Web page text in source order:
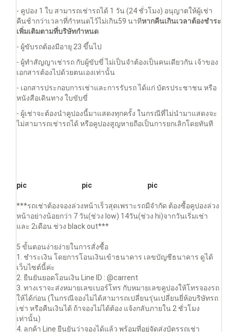
- คูปอง 1 ใบ สามารถเช่ารถได้ 1 วัน (24 ชั่วโมง) อนุญาตให้ผู้เช่า
คืนช้ากว่าเวลาที่กำหนดไว้ไม่เกิน59 นาทีหากคืนเกินเวลาต้องชำระ
เพิ่มเติมตามที่บริษัทกำหนด
- ผู้ขับรถต้องมีอายุ 23 ขึ้นไป
- ผู้ทำสัญญาเช่ารถ กับผู้ขับขี่ ไม่เป็นจำต้องเป็นคนเดียวกัน เจ้าของ
เอกสารต้องไปด้วยตนเองเท่านั้น
- เอกสารประกอบการเช่าและการรับรถ ได้แก่ บัตรประชาชน หรือ
หนังสือเดินทาง ใบขับขี่
- ผู้เช่าจะต้องนำคูปองนี้มาแสดงทุกครั้ง ในกรณีที่ไม่นำมาแสดงจะ
ไม่สามารถเช่ารถได้ หรือคูปองสูญหายถือเป็นการยกเลิกโดยทันที
pic pic pic
***รถเช่าต้องจองล่วงหน้าเร็วสุดเพราะรถมีจำกัด ต้องซื้อคูปองล่วง
หน้าอย่างน้อยกว่า 7 วัน(ช่วง low) 14วัน(ช่วง hi)จากวันเริ่มเช่า
และ 2เดือน ช่วง black out***
5 ขั้นตอนง่ายง่ายในการสั่งซื้อ
1. ชำระเงิน โดยการโอนเงินเข้าธนาคาร เลขบัญชีธนาคาร ดูได้
เว็บไซต์นี้ค่ะ
2. ยืนยันยอดโอนเงิน Line ID : @carrent
3. ทางเราจะส่งหมายเลขเบอร์โทร กับหมายเลขคูปองให้โทรจองรถ
ให้ได้ก่อน (ในกรณีจองไม่ได้สามารถเปลี่ยนรุ่นเปลี่ยนยี่ห้อบริษัทรถ
เช่า หรือคืนเงินได้ ถ้าจองไม่ได้ต้อง แจ้งกลับภายใน 2 ชั่วโมง
เท่านั้น)
4. ลูกค้า Line ยืนยันว่าจองได้แล้ว พร้อมที่อยู่จัดส่งบัตรรถเช่า